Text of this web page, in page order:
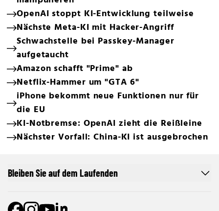
OpenAI stoppt KI-Entwicklung teilweise
Nächste Meta-KI mit Hacker-Angriff
Schwachstelle bei Passkey-Manager
aufgetaucht
Amazon schafft "Prime" ab
Netflix-Hammer um "GTA 6"
iPhone bekommt neue Funktionen nur für
die EU
KI-Notbremse: OpenAI zieht die Reißleine
Nächster Vorfall: China-KI ist ausgebrochen
Bleiben Sie auf dem Laufenden